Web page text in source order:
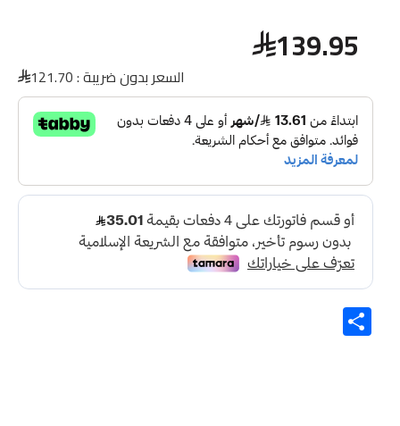
139.95
السعر بدون ضريبة :121.70
Share